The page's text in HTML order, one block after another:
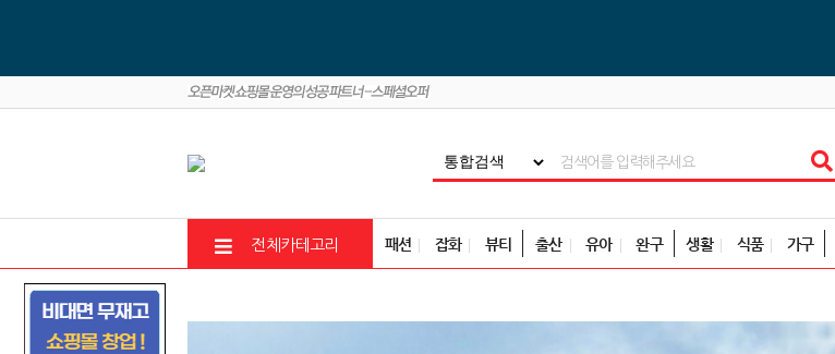
전체카테고리 패션 잡화 뷰티 출산 유아 완구 생활 식품 가구